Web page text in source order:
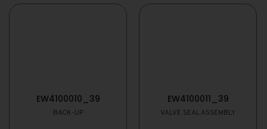
EW4100010_39
BACK-UP
EW4100011_39
VALVE SEAL ASSEMBLY